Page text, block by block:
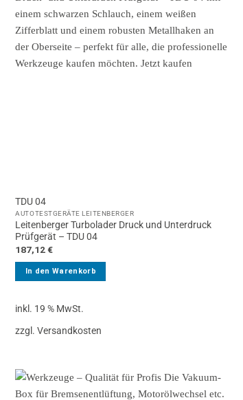
TDU 04
AUTOTESTGERÄTE LEITENBERGER
Leitenberger Turbolader Druck und Unterdruck
Prüfgerät – TDU 04
187,12€
In den Warenkorb
inkl. 19 % MwSt.
zzgl. Versandkosten